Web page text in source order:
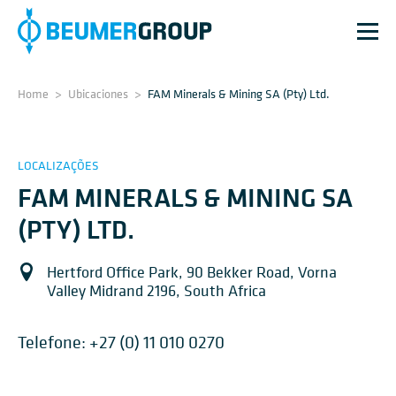
Home > Ubicaciones > FAM Minerals & Mining SA (Pty) Ltd.
LOCALIZAÇÕES
FAM MINERALS & MINING SA
(PTY) LTD.
Hertford Office Park, 90 Bekker Road, Vorna
Valley Midrand 2196, South Africa
Telefone: +27 (0) 11 010 0270